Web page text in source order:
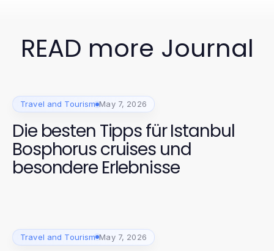
READ more Journal
Travel and Tourism May 7, 2026
Die besten Tipps für Istanbul
Bosphorus cruises und
besondere Erlebnisse
Travel and Tourism May 7, 2026